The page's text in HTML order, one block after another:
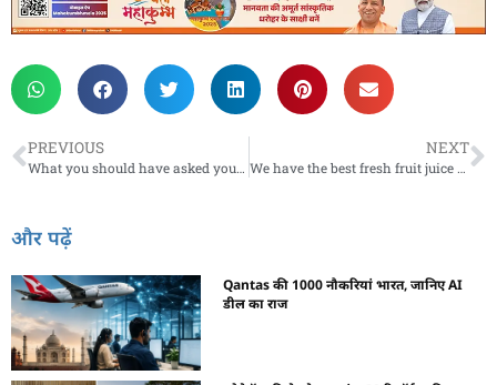
PREVIOUS
What you should have asked your teachers about jazz music
NEXT
We have the best fresh fruit juice recipes on the Web
और पढ़ें
Qantas की 1000 नौकरियां भारत, जानिए AI
डील का राज